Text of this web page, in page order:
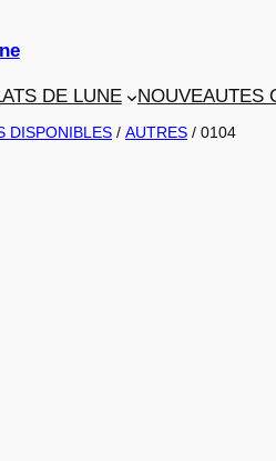
DE LUNE NOUVEAUTES
DISPONIBLES / AUTRES / 0104